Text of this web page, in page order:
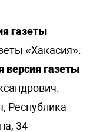
газеты
«Хакасия».
версия газеты
Республика
34